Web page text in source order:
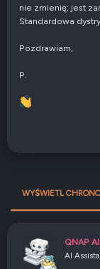
nie zmienię; jest
Standardowa
Pozdrawiam,
P.
WYŚWIETL
QNAP
AI